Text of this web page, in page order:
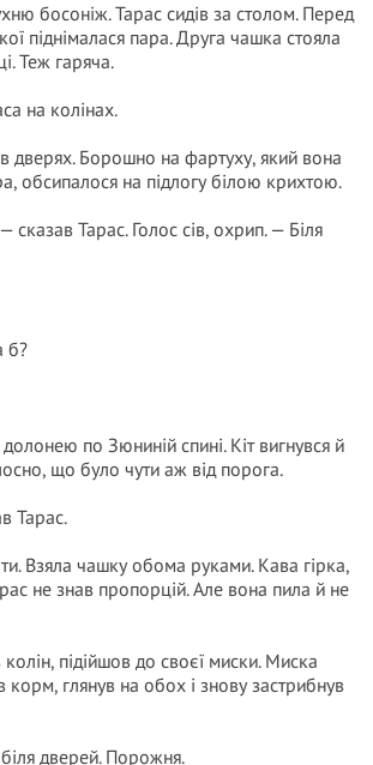
босоніж. Тарас сидів за столом. Перед
піднімалася пара. Друга чашка стояла
Теж гаряча.
на колінах.
дверях. Борошно на фартуху, який вона
обсипалося на підлогу білою крихтою.
сказав Тарас. Голос сів, охрип. — Біля
б?
по Зюниній спині. Кіт вигнувся й
що було чути аж від порога.
Тарас.
Взяла чашку обома руками. Кава гірка,
не знав пропорцій. Але вона пила й не
колін, підійшов до своєї миски. Миска
корм, глянув на обох і знову застрибнув
дверей. Порожня.